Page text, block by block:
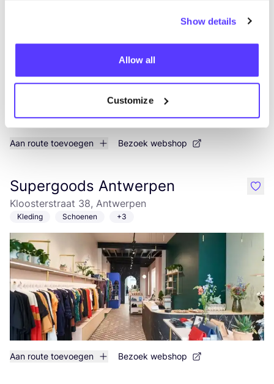
Show details
Allow all
Customize
Aan route toevoegen Bezoek webshop
Supergoods Antwerpen
Kloosterstraat 38, Antwerpen
Kleding Schoenen +3
Aan route toevoegen Bezoek webshop
like